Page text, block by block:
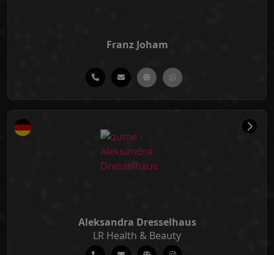
Franz Joham
Aleksandra Dresselhaus
LR Health & Beauty